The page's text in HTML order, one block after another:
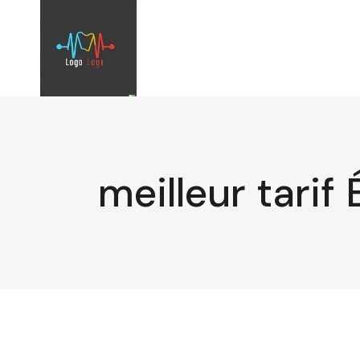
meilleur tarif